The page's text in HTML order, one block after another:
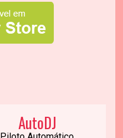
AutoDJ